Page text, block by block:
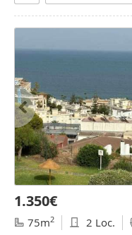
1.350€
75m2 2 Loc.